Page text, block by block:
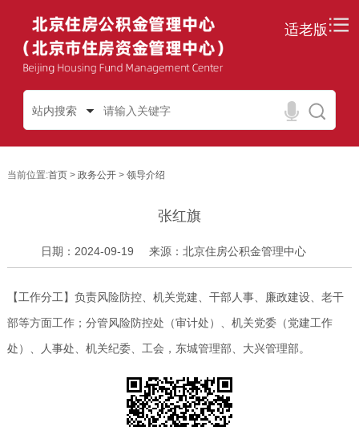
适老版
站内搜索
当前位置:首页> 政务公开> 领导介绍
张红旗
日期：2024-09-19 来源：北京住房公积金管理中心
【工作分工】 负责风险防控、机关党建、干部人事、廉政建设、 老干
部等方面工作； 分管 风险防控处（审计处）、机关党委（党建工作
处）、人事处、 机关纪委、工会 ，东城管理部、大兴管理部。